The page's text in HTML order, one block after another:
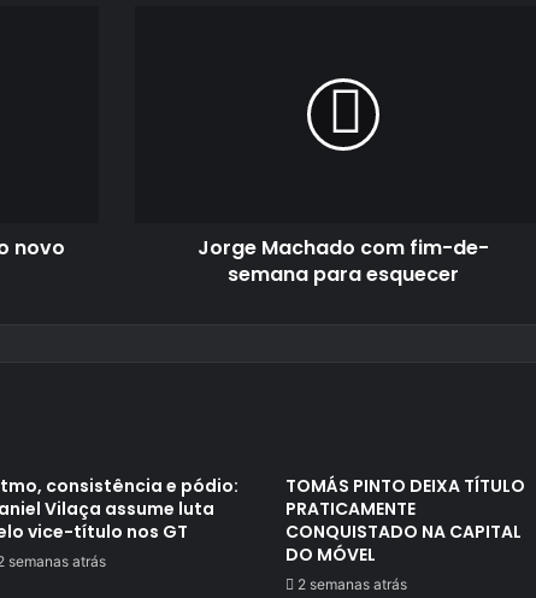
novo
Jorge Machado com fim-de-
semana para esquecer
consistência e pódio:
Vilaça assume luta
vice-título nos GT
semanas atrás
TOMÁS PINTO DEIXA TÍTULO
PRATICAMENTE
CONQUISTADO NA CAPITAL
DO MÓVEL
2 semanas atrás